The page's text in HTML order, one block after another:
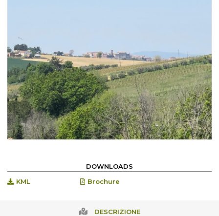
DOWNLOADS
KML
Brochure
DESCRIZIONE